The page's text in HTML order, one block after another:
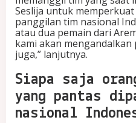
Seslija untuk
panggilan tim nasional
atau dua pemain dari
kami akan
juga,” lanjutnya.
Siapa saja
yang pantas
nasional